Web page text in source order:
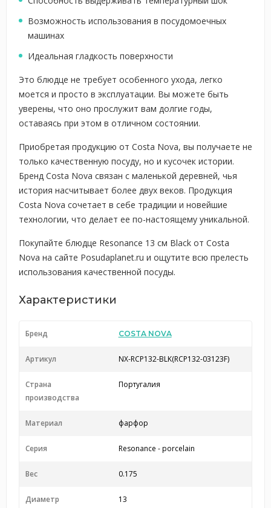
Возможность использования в посудомоечных
машинах
Идеальная гладкость поверхности
Это блюдце не требует особенного ухода, легко
моется и просто в эксплуатации. Вы можете быть
уверены, что оно прослужит вам долгие годы,
оставаясь при этом в отличном состоянии.
Приобретая продукцию от Costa Nova, вы получаете не
только качественную посуду, но и кусочек истории.
Бренд Costa Nova связан с маленькой деревней, чья
история насчитывает более двух веков. Продукция
Costa Nova сочетает в себе традиции и новейшие
технологии, что делает ее по-настоящему уникальной.
Покупайте блюдце Resonance 13 см Black от Costa
Nova на сайте Posudaplanet.ru и ощутите всю прелесть
использования качественной посуды.
Характеристики
Бренд COSTA NOVA
Артикул NX-RCP132-BLK(RCP132-03123F)
Страна
производства
Португалия
Материал фарфор
Серия Resonance - porcelain
Вес 0.175
Диаметр 13